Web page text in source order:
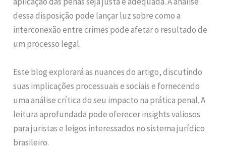
dessa disposição pode lançar luz sobre como a
interconexão entre crimes pode afetar o resultado de
um processo legal.
Este blog explorará as nuances do artigo, discutindo
suas implicações processuais e sociais e fornecendo
uma análise crítica do seu impacto na prática penal. A
leitura aprofundada pode oferecer insights valiosos
para juristas e leigos interessados no sistema jurídico
brasileiro.